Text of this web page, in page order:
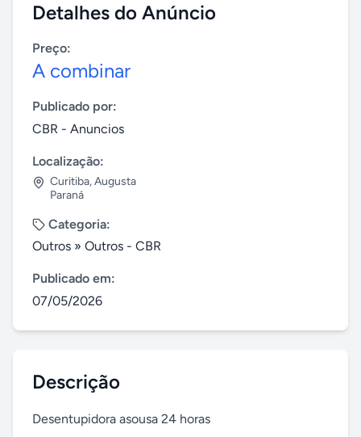
Detalhes do Anúncio
Preço:
A combinar
Publicado por:
CBR - Anuncios
Localização:
Curitiba,Augusta
Paraná
Categoria:
Outros » Outros - CBR
Publicado em:
07/05/2026
Descrição
Desentupidora asousa 24 horas